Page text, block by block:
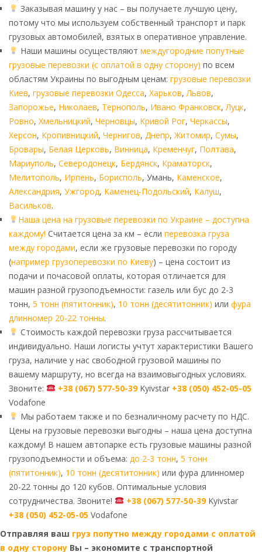
Заказывая машину у нас – вы получаете лучшую цену,
потому что мы используем собственный транспорт и парк
грузовых автомобилей, взятых в оперативное управление.
Наши машины осуществляют междугородние попутные
грузовые перевозки (с оплатой в одну сторону) по всем
областям Украины по выгодным ценам: грузовые перевозки
Киев, грузовые перевозки Одесса, Харьков,Львов,
Запорожье, Николаев, Тернополь, Ивано Франковск,Луцк,
Ровно, Хмельницкий, Черновцы, Кривой Рог, Черкассы,
Херсон, Кропивницкий, Чернигов, Днепр,Житомир, Сумы,
Бровары, Белая Церковь, Винница, Кременчуг, Полтава,
Мариуполь, Северодонецк, Бердянск, Краматорск,
Мелитополь, Ирпень, Борисполь, Умань, Каменское,
Александрия, Ужгород, Каменец-Подольский, Калуш,
Васильков.
Наша цена на грузовые перевозки по Украине – доступна
каждому! Считается цена за км – если перевозка груза
между городами, если же грузовые перевозки по городу
(например грузоперевозки по Киеву) – цена состоит из
подачи и почасовой оплаты, которая отличается для
машин разной грузоподъемности: газель или бус до 2-3
тонн, 5 тонн (пятитонник), 10 тонн (десятитонник) или фура
длинномер 20-22 тонны.
Стоимость каждой перевозки груза рассчитывается
индивидуально. Наши логисты учтут характеристики Вашего
груза, наличие у нас свободной грузовой машины по
вашему маршруту, но всегда на взаимовыгодных условиях.
Звоните:
+38 (067) 577-50-39Kyivstar +38 (050) 452-05-05
Vodafone
Мы работаем также и по безналичному расчету по НДС.
Цены на грузовые перевозки выгодны – наша цена доступна
каждому! В нашем автопарке есть грузовые машины разной
грузоподъемности и объема: до 2-3 тонн, 5 тонн
(пятитонник), 10 тонн (десятитонник) или фура длинномер
20-22 тонны до 120 кубов. Оптимальные условия
сотрудничества. Звоните!
+38 (067) 577-50-39Kyivstar
+38 (050) 452-05-05 Vodafone
Отправляя ваш груз попутно между городами с оплатой
в одну сторону Вы – экономите с транспортной